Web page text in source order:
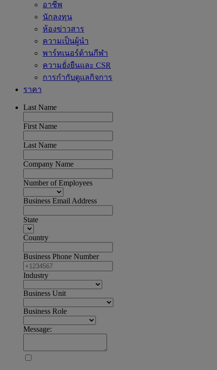
อาชีพ
นักลงทุน
ห้องข่าวสาร
ความเป็นผู้นำ
พาร์ทเนอร์ด้านกีฬา
ความยั่งยืนและ CSR
การกำกับดูแลกิจการ
ราคา
Last Name
First Name
Last Name
Company Name
Number of Employees
Business Email Address
State
Country
Business Phone Number
Industry
Business Unit
Business Role
Message: